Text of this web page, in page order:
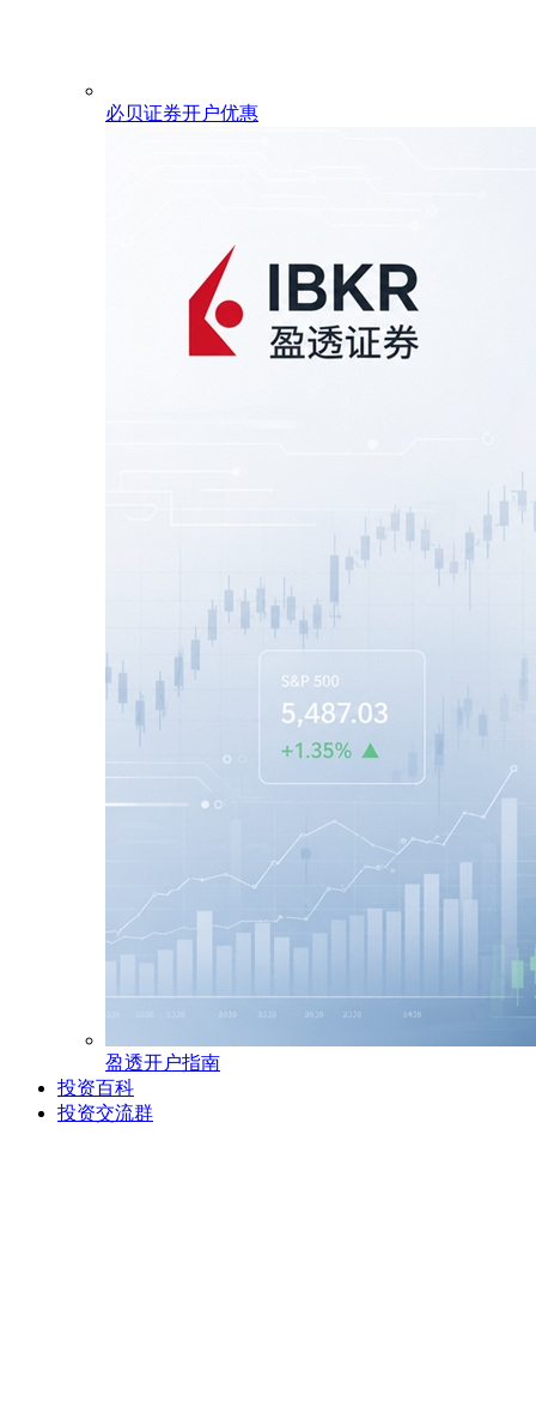
必贝证券开户优惠
盈透开户指南
投资百科
投资交流群